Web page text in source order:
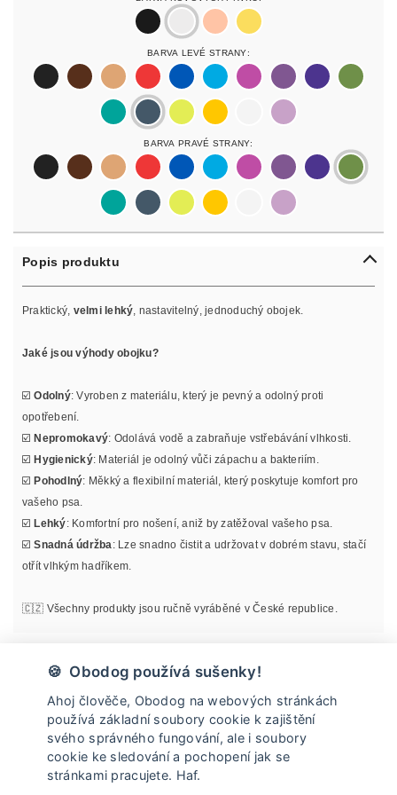
black
silver rosegoldgold
Barva Levé Strany:
black
darkbrownlightbrown
red blue lightbluelightpurplepurpur purple olive
pastelgreen
petrol neonyellow
yellow white lilac
Barva Pravé Strany:
black
darkbrownlightbrown
red blue lightbluelightpurplepurpur purple olive
pastelgreen
petrol neonyellow
yellow white lilac
Popis produktu
Praktický, velmi lehký , nastavitelný, jednoduchý obojek.
Jaké jsou výhody obojku?
☑️Odolný: Vyroben z materiálu, který je pevný a odolný proti
opotřebení.
☑️Nepromokavý: Odolává vodě a zabraňuje vstřebávání vlhkosti.
☑️Hygienický: Materiál je odolný vůči zápachu a bakteriím.
☑️Pohodlný: Měkký a flexibilní materiál, který poskytuje komfort pro
vašeho psa.
☑️Lehký: Komfortní pro nošení, aniž by zatěžoval vašeho psa.
☑️Snadná údržba : Lze snadno čistit a udržovat v dobrém stavu, stačí
otřít vlhkým hadříkem.
🇨🇿 Všechny produkty jsou ručně vyráběné v České republice.
Informace o velikosti
Údržba
🍪 Obodog používá sušenky!
Ahoj člověče, Obodog na webových stránkách
používá základní soubory cookie k zajištění
svého správného fungování, ale i soubory
cookie ke sledování a pochopení jak se
stránkami pracujete. Haf.